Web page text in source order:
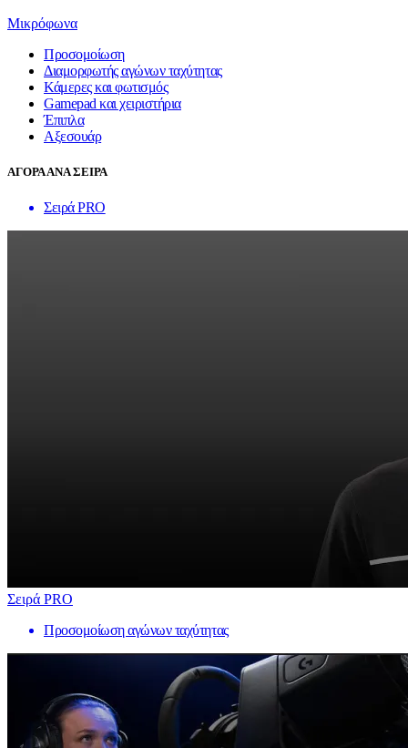
Μικρόφωνα
Προσομοίωση
Διαμορφωτής αγώνων ταχύτητας
Κάμερες και φωτισμός
Gamepad και χειριστήρια
Έπιπλα
Αξεσουάρ
ΑΓΟΡΑ ΑΝΑ ΣΕΙΡΑ
Σειρά PRO
Σειρά PRO
Προσομοίωση αγώνων ταχύτητας